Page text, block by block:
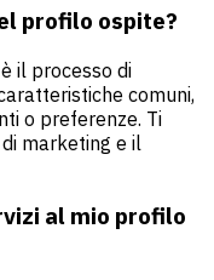
profilo ospite?
il processo di
comuni,
o preferenze. Ti
marketing e il
al mio profilo